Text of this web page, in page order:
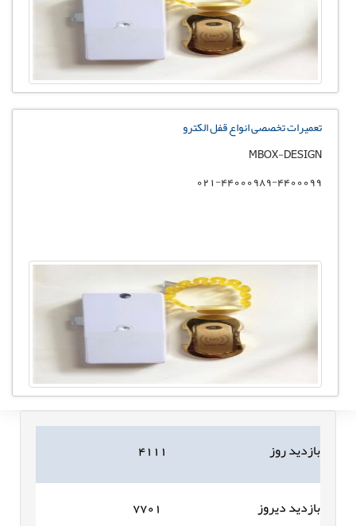
تعمیرات تخصصی انواع قفل الکترو
MBOX-DESIGN
021-44000989-4400099
بازدید روز ۴۱۱۱
بازدید دیروز ۷۷۰۱